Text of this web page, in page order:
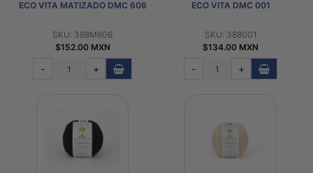
ECO VITA MATIZADO DMC 606
SKU: 388M606
$152.00 MXN
- +
ECO VITA DMC 001
SKU: 388001
$134.00 MXN
- +